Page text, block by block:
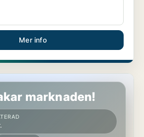
Mer info
marknaden!